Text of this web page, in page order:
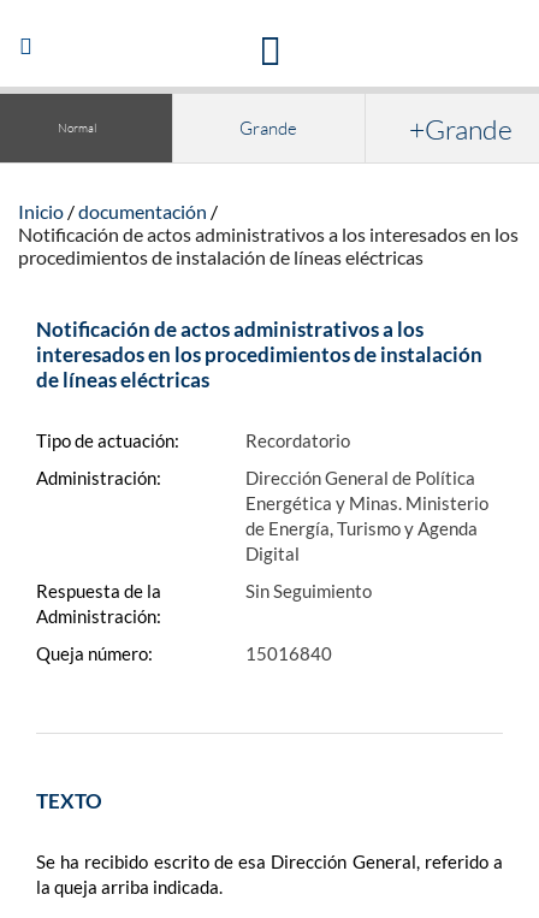
Abrir/Cerrar
navegación
Normal Grande +Grande
Inicio
documentación
Notificación de actos administrativos a los interesados en los
procedimientos de instalación de líneas eléctricas
Notificación de actos administrativos a los
interesados en los procedimientos de instalación
de líneas eléctricas
Tipo de actuación:
Recordatorio
Administración:
Dirección General de Política
Energética y Minas. Ministerio
de Energía, Turismo y Agenda
Digital
Respuesta de la
Administración:
Sin Seguimiento
Queja número: 15016840
TEXTO
Se ha recibido escrito de esa Dirección General, referido a
la queja arriba indicada.